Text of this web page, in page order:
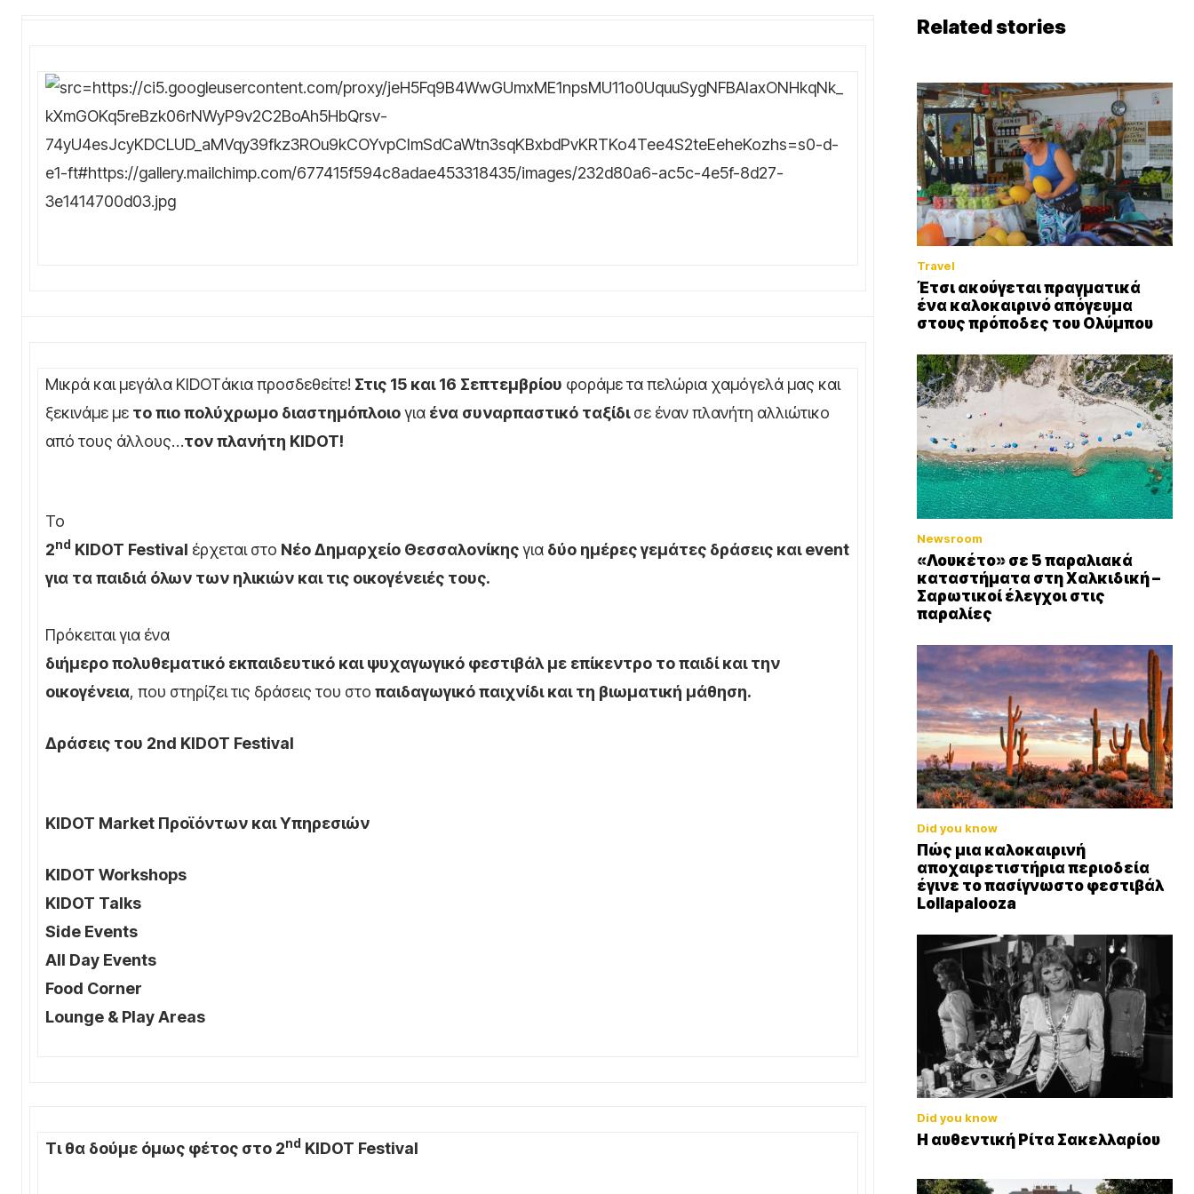
Μικρά και μεγάλα KIDOTάκια προσδεθείτε! Στις 15 και 16 Σεπτεμβρίου φοράμε τα πελώρια χαμόγελά μας και
ξεκινάμε με το πιο πολύχρωμο διαστημόπλοιογια ένα συναρπαστικό ταξίδισε έναν πλανήτη αλλιώτικο
από τους άλλους…τον πλανήτη KIDOT!
To
2nd KIDOT Festival έρχεται στο Νέο Δημαρχείο Θεσσαλονίκηςγια δύο ημέρες γεμάτες δράσεις καιevent
για τα παιδιά όλων των ηλικιών και τις οικογένειές τους.
Πρόκειται για ένα
διήμερο πολυθεματικό εκπαιδευτικό και ψυχαγωγικό φεστιβάλ με επίκεντρο το παιδί και την
οικογένεια, που στηρίζει τις δράσεις του στο παιδαγωγικό παιχνίδι και τη βιωματική μάθηση.
Δράσεις του 2nd KIDOT Festival
KIDOT Market Προϊόντων και Υπηρεσιών
KIDOT Workshops
KIDOT Talks
Side Events
All Day Events
Food Corner
Lounge & Play Areas
Τι θα δούμε όμως φέτος στο 2nd KIDOT Festival
Related stories
Travel
Έτσι ακούγεται πραγματικά
ένα καλοκαιρινό απόγευμα
στους πρόποδες του Ολύμπου
Newsroom
«Λουκέτο» σε 5 παραλιακά
καταστήματα στη Χαλκιδική –
Σαρωτικοί έλεγχοι στις
παραλίες
Did you know
Πώς μια καλοκαιρινή
αποχαιρετιστήρια περιοδεία
έγινε το πασίγνωστο φεστιβάλ
Lollapalooza
Did you know
Η αυθεντική Ρίτα Σακελλαρίου